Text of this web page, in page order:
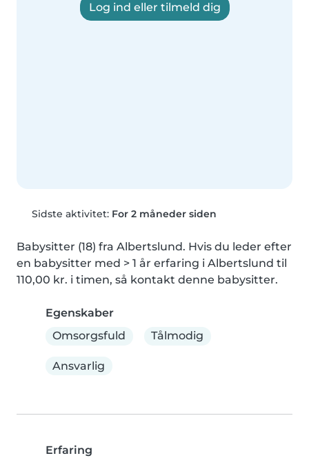
Log ind eller tilmeld dig
Sidste aktivitet: For 2 måneder siden
Babysitter (18) fra Albertslund. Hvis du leder efter
en babysitter med > 1 år erfaring i Albertslund til
110,00 kr. i timen, så kontakt denne babysitter.
Egenskaber
Omsorgsfuld
Tålmodig
Ansvarlig
Erfaring